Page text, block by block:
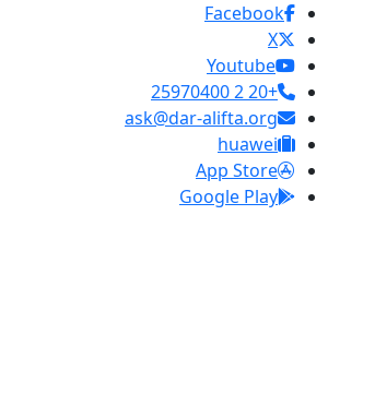
Facebook
X
Youtube
+20 2 25970400
ask@dar-alifta.org
huawei
App Store
Google Play